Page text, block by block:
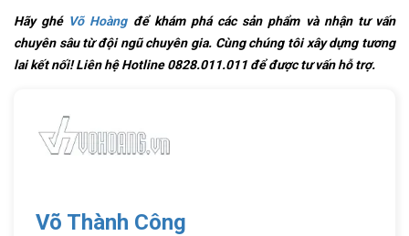
Hãy ghé Võ Hoàngđể khám phá các sản phẩm và nhận tư vấn
chuyên sâu từ đội ngũ chuyên gia. Cùng chúng tôi xây dựng tương
lai kết nối! Liên hệ Hotline 0828.011.011 để được tư vấn hỗ trợ.
Võ Thành Công